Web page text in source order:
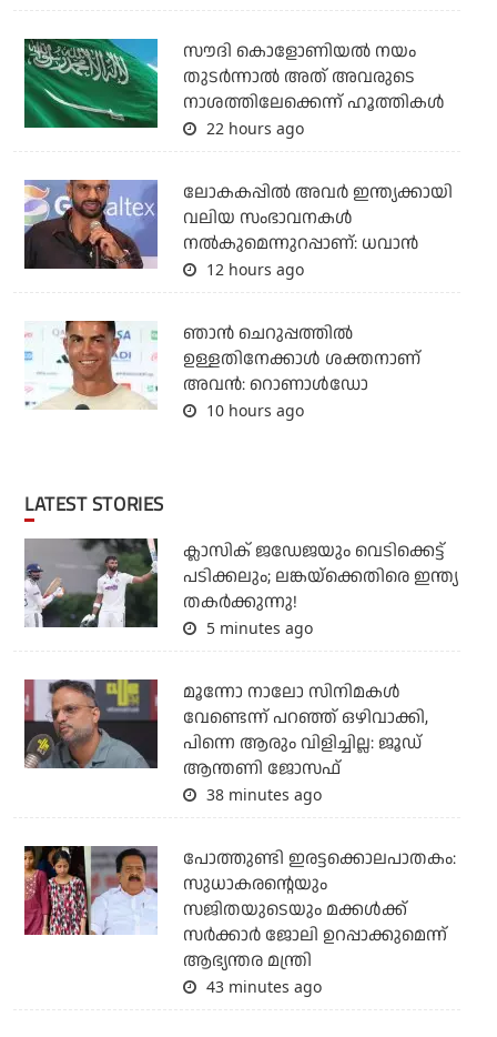
സൗദി കൊളോണിയല്‍ നയം
തുടര്‍ന്നാല്‍ അത് അവരുടെ
നാശത്തിലേക്കെന്ന് ഹൂത്തികള്‍
22 hours ago
ലോകകപ്പിൽ അവര്‍ ഇന്ത്യക്കായി
വലിയ സംഭാവനകള്‍
നല്‍കുമെന്നുറപ്പാണ്: ധവാന്‍
12 hours ago
ഞാന്‍ ചെറുപ്പത്തില്‍
ഉള്ളതിനേക്കാള്‍ ശക്തനാണ്
അവന്‍: റൊണാള്‍ഡോ
10 hours ago
LATEST STORIES
ക്ലാസിക് ജഡേജയും വെടിക്കെട്ട്
പടിക്കലും; ലങ്കയ്‌ക്കെതിരെ ഇന്ത്യ
തകര്‍ക്കുന്നു!
5 minutes ago
മൂന്നോ നാലോ സിനിമകൾ
വേണ്ടെന്ന് പറഞ്ഞ് ഒഴിവാക്കി,
പിന്നെ ആരും വിളിച്ചില്ല: ജൂഡ്
ആന്തണി ജോസഫ്
38 minutes ago
പോത്തുണ്ടി ഇരട്ടക്കൊലപാതകം:
സുധാകരന്റെയും
സജിതയുടെയും മക്കള്‍ക്ക്
സര്‍ക്കാര്‍ ജോലി ഉറപ്പാക്കുമെന്ന്
ആഭ്യന്തര മന്ത്രി
43 minutes ago